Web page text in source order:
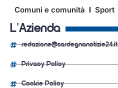
Comuni e comunità
Sport
L'Azienda
redazione@sardegnanotizie24.it
Privacy Policy
Cookie Policy